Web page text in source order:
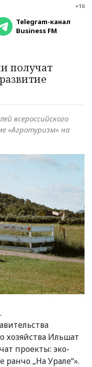
+16
Telegram-канал
Business FM
получат
всероссийского
«Агротуризм» на
хозяйства Ильшат
проекты: эко-
ранчо „На Урале“».